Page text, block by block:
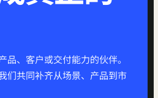
品、客户或交付能力的伙伴。
们共同补齐从场景、产品到市